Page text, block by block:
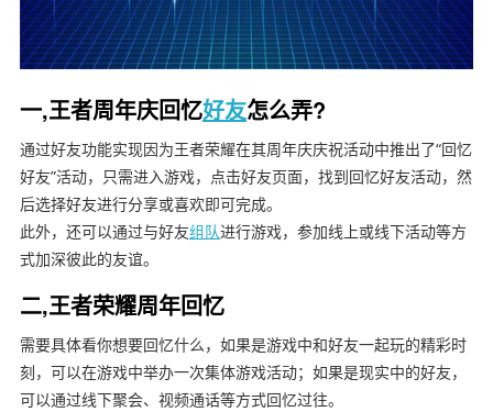
一,王者周年庆回忆好友怎么弄?
通过好友功能实现因为王者荣耀在其周年庆庆祝活动中推出了“回忆
好友”活动，只需进入游戏，点击好友页面，找到回忆好友活动，然
后选择好友进行分享或喜欢即可完成。
此外，还可以通过与好友组队进行游戏，参加线上或线下活动等方
式加深彼此的友谊。
二,王者荣耀周年回忆
需要具体看你想要回忆什么，如果是游戏中和好友一起玩的精彩时
刻，可以在游戏中举办一次集体游戏活动；如果是现实中的好友，
可以通过线下聚会、视频通话等方式回忆过往。